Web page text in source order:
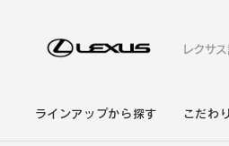
レクサ
ラインアップから探す こだわ